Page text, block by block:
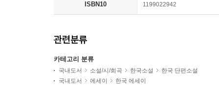
ISBN10 1199022942
관련분류
카테고리 분류
국내도서 소설/시/희곡 한국소설
한국 단편소설
국내도서
에세이 한국 에세이